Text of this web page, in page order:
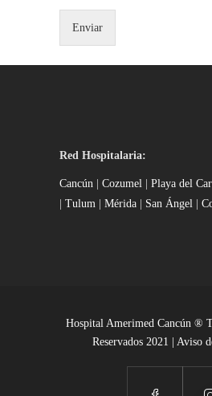
Enviar
Red Hospitalaria:
Cancún Cozumel Playa del
Tulum Mérida San Ángel
Hospital Amerimed Cancún ®
Reservados 2021 | Aviso